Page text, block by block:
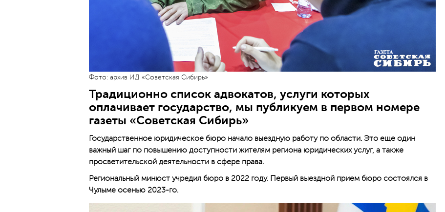
Фото: архив ИД «Советская Сибирь»
Традиционно список адвокатов, услуги которых
оплачивает государство, мы публикуем в первом номере
газеты «Советская Сибирь»
Государственное юридическое бюро начало выездную работу по области. Это еще один
важный шаг по повышению доступности жителям региона юридических услуг, а также
просветительской деятельности в сфере права.
Региональный минюст учредил бюро в 2022 году. Первый выездной прием бюро состоялся в
Чулыме осенью 2023-го.